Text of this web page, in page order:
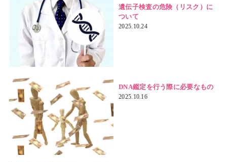
遺伝子検査の危険（リスク）に
ついて
2025.10.24
DNA鑑定を行う際に必要なもの
2025.10.16